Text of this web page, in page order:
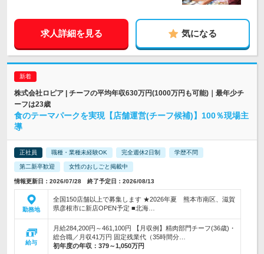
求人詳細を見る 気になる
株式会社ロピア | チーフの平均年収630万円(1000万円も可能)｜最年少チ
ーフは23歳
食のテーマパークを実現【店舗運営(チーフ候補)】100％現場主
導
正社員 職種・業種未経験OK 完全週休2日制 学歴不問
第二新卒歓迎 女性のおしごと掲載中
情報更新日：2026/07/28 終了予定日：2026/08/13
勤務地
全国150店舗以上で募集します ★2026年夏 熊本市南区、滋賀
県彦根市に新店OPEN予定 ■北海…
給与
月給284,200円～461,100円 【月収例】精肉部門チーフ(36歳)・
総合職／月収41万円 固定残業代（35時間分…
初年度の年収： 379～1,050万円